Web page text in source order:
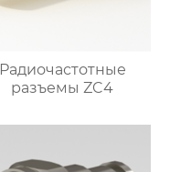
Радиочастотные
разъемы ZC4